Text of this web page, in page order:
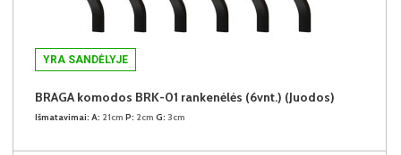
YRA SANDĖLYJE
BRAGA komodos BRK-01 rankenėlės (6vnt.) (Juodos)
Išmatavimai: A: 21cm P: 2cm G: 3cm